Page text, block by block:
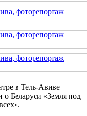
в Тель-Авиве
о Беларуси «Земля под